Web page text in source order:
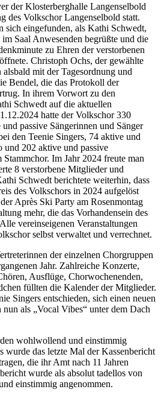
der Klosterberghalle Langenselbold
des Volkschor Langenselbold statt.
sich eingefunden, als Kathi Schwedt,
Saal Anwesenden begrüßte und die
zu Ehren der verstorbenen
Christoph Ochs, der gewählte
mit der Tagesordnung und
Bendel, die das Protokoll der
In ihrem Vorwort zu den
Schwedt auf die aktuellen
hatte der Volkschor 330
passive Sängerinnen und Sänger
den Teenie Singers, 74 aktive und
und 202 aktive und passive
Stammchor. Im Jahr 2024 freute man
8 verstorbene Mitglieder und
Schwedt berichtete weiterhin, dass
des Volkschors in 2024 aufgelöst
Après Ski Party am Rosenmontag
mehr, die das Vorhandensein des
vereinseigenen Veranstaltungen
selbst verwaltet und verrechnet.
der einzelnen Chorgruppen
Jahr. Zahlreiche Konzerte,
Ausflüge, Chorwochenenden,
füllten die Kalender der Mitglieder.
Singers entschieden, sich einen neuen
als „Vocal Vibes“ unter dem Dach
wohlwollend und einstimmig
wurde das letzte Mal der Kassenbericht
die ihr Amt nach 11 Jahren
wurde als absolut tadellos von
einstimmig angenommen.